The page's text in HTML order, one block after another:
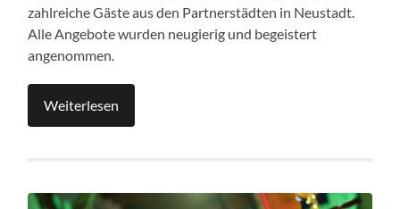
zahlreiche Gäste aus den Partnerstädten in Neustadt.
Alle Angebote wurden neugierig und begeistert
angenommen.
Weiterlesen